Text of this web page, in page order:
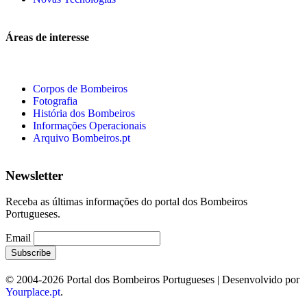
Áreas de interesse
Corpos de Bombeiros
Fotografia
História dos Bombeiros
Informações Operacionais
Arquivo Bombeiros.pt
Newsletter
Receba as últimas informações do portal dos Bombeiros
Portugueses.
Email
© 2004-2026 Portal dos Bombeiros Portugueses | Desenvolvido por
Yourplace.pt.